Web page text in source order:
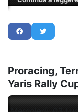
Proracing,
Yaris Rally